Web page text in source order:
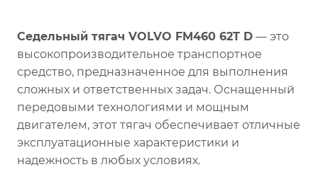
Седельный тягач VOLVO FM460 62T D — это
высокопроизводительное транспортное
средство, предназначенное для выполнения
сложных и ответственных задач. Оснащенный
передовыми технологиями и мощным
двигателем, этот тягач обеспечивает отличные
эксплуатационные характеристики и
надежность в любых условиях.